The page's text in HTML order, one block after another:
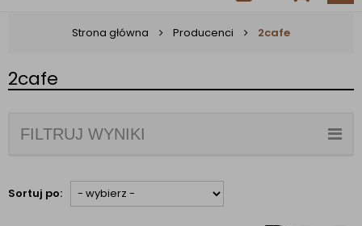
Strona główna Producenci 2cafe
2cafe
FILTRUJ WYNIKI
Sortuj po: